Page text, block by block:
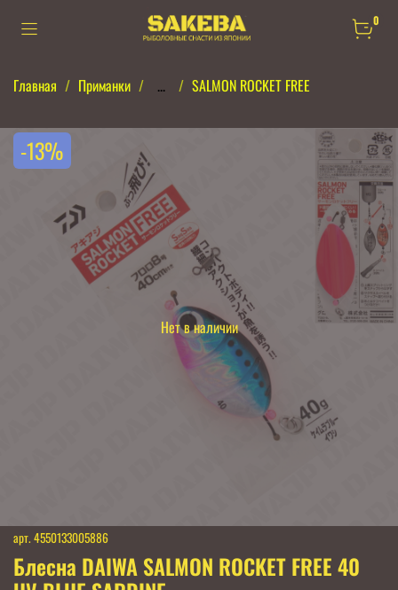
0
Главная Приманки ... SALMON ROCKET FREE
Нет в наличии
-13%
арт. 4550133005886
Блесна DAIWA SALMON ROCKET FREE 40